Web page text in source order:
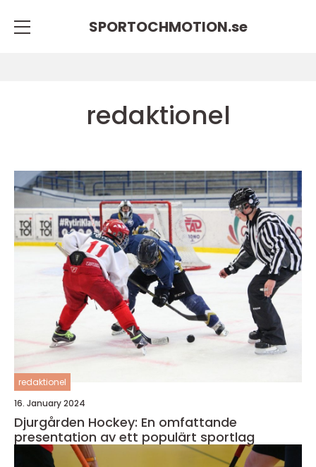
SPORTOCHMOTION.se
redaktionel
redaktionel
16. January 2024
Djurgården Hockey: En omfattande
presentation av ett populärt sportlag